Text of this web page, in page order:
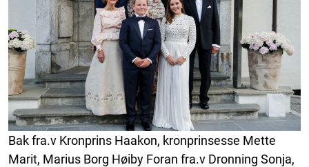
Bak fra.v Kronprins Haakon, kronprinsesse Mette
Marit, Marius Borg Høiby Foran fra.v Dronning Sonja,